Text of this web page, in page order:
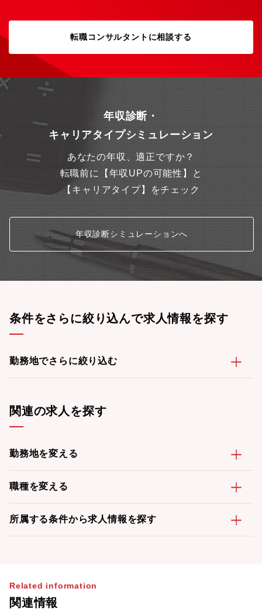
転職コンサルタントに相談する
年収診断・
キャリアタイプシミュレーション
あなたの年収、適正ですか？
転職前に【年収UPの可能性】と
【キャリアタイプ】をチェック
年収診断シミュレーションへ
条件をさらに絞り込んで求人情報を探す
勤務地でさらに絞り込む
関連の求人を探す
勤務地を変える
職種を変える
所属する条件から求人情報を探す
Related information
関連情報